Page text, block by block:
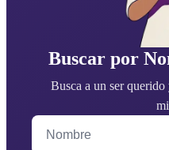
Buscar por
Busca a un ser
Nombre